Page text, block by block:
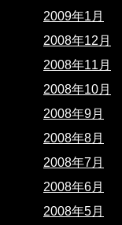
2009年1月
2008年12月
2008年11月
2008年10月
2008年9月
2008年8月
2008年7月
2008年6月
2008年5月